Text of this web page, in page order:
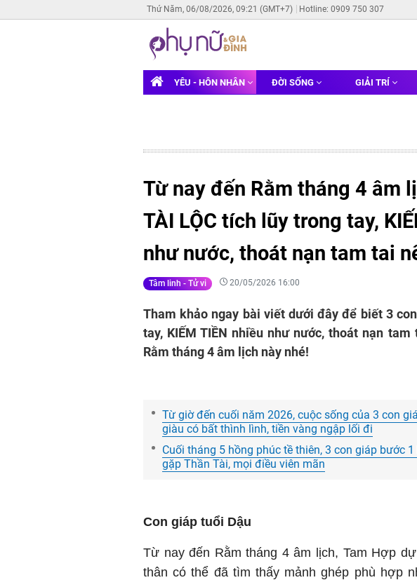
Thứ Năm, 06/08/2026, 09:21 (GMT+7) Hotline: 0909 750 307
YÊU - HÔN NHÂN ĐỜI SỐNG GIẢI TRÍ
Từ nay đến Rằm tháng 4 âm
TÀI LỘC tích lũy trong tay,
như nước, thoát nạn tam tai
Tâm linh - Tử vi 20/05/2026 16:00
Tham khảo ngay bài viết dưới đây để biết 3
tay, KIẾM TIỀN nhiều như nước, thoát nạn
Rằm tháng 4 âm lịch này nhé!
Từ giờ đến cuối năm 2026, cuộc sống của 3 con
giàu có bất thình lình, tiền vàng ngập lối đi
Cuối tháng 5 hồng phúc tề thiên, 3 con giáp bước
gặp Thần Tài, mọi điều viên mãn
Con giáp tuổi Dậu
Từ nay đến Rằm tháng 4 âm lịch, Tam Hợp
thân có thể đã tìm thấy mảnh ghép phù hợp